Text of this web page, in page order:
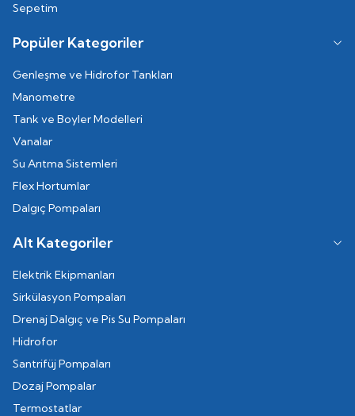
Sepetim
Popüler Kategoriler
Genleşme ve Hidrofor Tankları
Manometre
Tank ve Boyler Modelleri
Vanalar
Su Arıtma Sistemleri
Flex Hortumlar
Dalgıç Pompaları
Alt Kategoriler
Elektrik Ekipmanları
Sirkülasyon Pompaları
Drenaj Dalgıç ve Pis Su Pompaları
Hidrofor
Santrifüj Pompaları
Dozaj Pompalar
Termostatlar